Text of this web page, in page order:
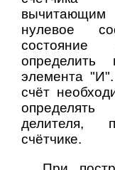
нулевое
определить
элемента
счёт
делителя,
счётчике.